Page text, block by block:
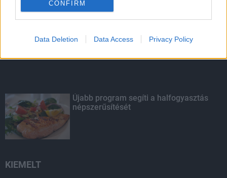
CONFIRM
Data Deletion Data Access Privacy Policy
Tizenöt hegedűkészítő-mester mutatja
Újabb program segíti a halfogyasztás
népszerűsítését
KIEMELT